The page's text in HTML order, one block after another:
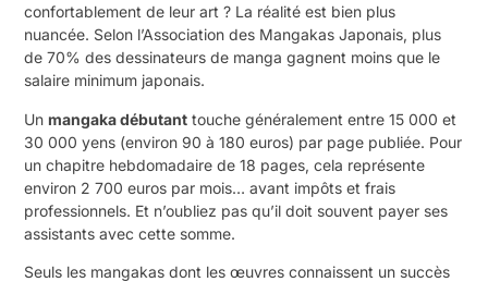
confortablement de leur art ? La réalité est bien plus
nuancée. Selon l’Association des Mangakas Japonais, plus
de 70% des dessinateurs de manga gagnent moins que le
salaire minimum japonais.
Unmangaka débutant touche généralement entre 15 000 et
30 000 yens (environ 90 à 180 euros) par page publiée. Pour
un chapitre hebdomadaire de 18 pages, cela représente
environ 2 700 euros par mois… avant impôts et frais
professionnels. Et n’oubliez pas qu’il doit souvent payer ses
assistants avec cette somme.
Seuls les mangakas dont les œuvres connaissent un succès